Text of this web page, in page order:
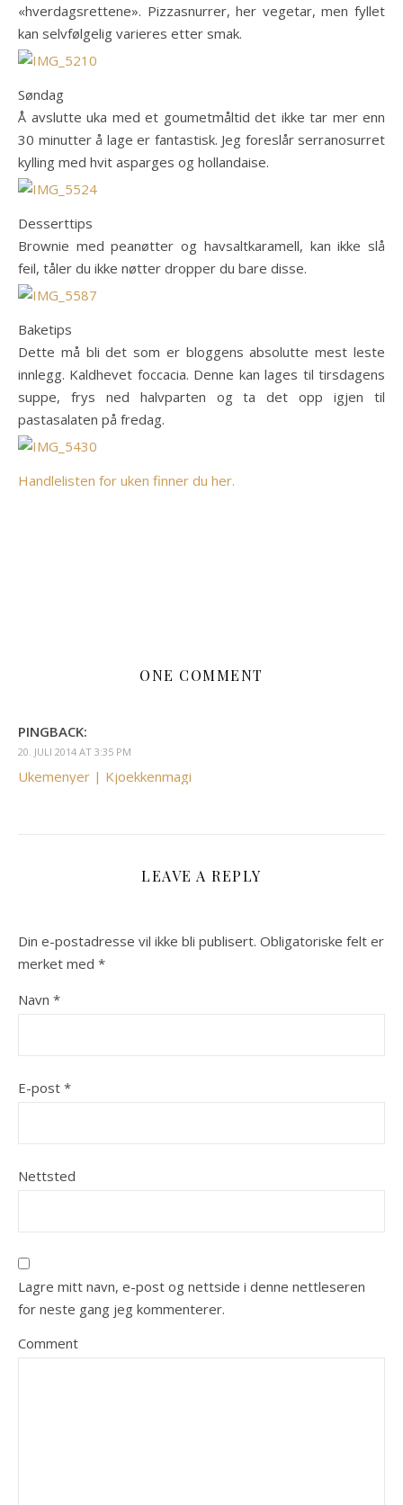
«hverdagsrettene». Pizzasnurrer, her vegetar, men fyllet
kan selvfølgelig varieres etter smak.
Søndag
Å avslutte uka med et goumetmåltid det ikke tar mer enn
30 minutter å lage er fantastisk. Jeg foreslår serranosurret
kylling med hvit asparges og hollandaise.
Desserttips
Brownie med peanøtter og havsaltkaramell, kan ikke slå
feil, tåler du ikke nøtter dropper du bare disse.
Baketips
Dette må bli det som er bloggens absolutte mest leste
innlegg. Kaldhevet foccacia. Denne kan lages til tirsdagens
suppe, frys ned halvparten og ta det opp igjen til
pastasalaten på fredag.
Handlelisten for uken finner du her.
ONE COMMENT
PINGBACK:
20. JULI 2014 AT 3:35 PM
Ukemenyer | Kjoekkenmagi
LEAVE A REPLY
Din e-postadresse vil ikke bli publisert. Obligatoriske felt er
merket med *
Navn *
E-post *
Nettsted
Lagre mitt navn, e-post og nettside i denne nettleseren
for neste gang jeg kommenterer.
Comment